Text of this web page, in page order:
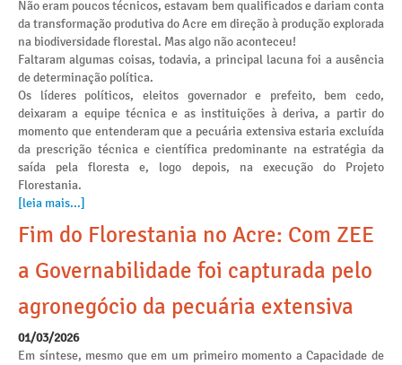
Não eram poucos técnicos, estavam bem qualificados e dariam conta
da transformação produtiva do Acre em direção à produção explorada
na biodiversidade florestal. Mas algo não aconteceu!
Faltaram algumas coisas, todavia, a principal lacuna foi a ausência
de determinação política.
Os líderes políticos, eleitos governador e prefeito, bem cedo,
deixaram a equipe técnica e as instituições à deriva, a partir do
momento que entenderam que a pecuária extensiva estaria excluída
da prescrição técnica e científica predominante na estratégia da
saída pela floresta e, logo depois, na execução do Projeto
Florestania.
[leia mais...]
Fim do Florestania no Acre: Com ZEE
a Governabilidade foi capturada pelo
agronegócio da pecuária extensiva
01/03/2026
Em síntese, mesmo que em um primeiro momento a Capacidade de